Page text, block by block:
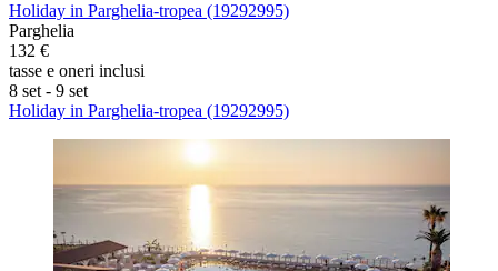
Holiday in Parghelia-tropea (19292995)
Parghelia
132 €
tasse e oneri inclusi
8 set - 9 set
Holiday in Parghelia-tropea (19292995)